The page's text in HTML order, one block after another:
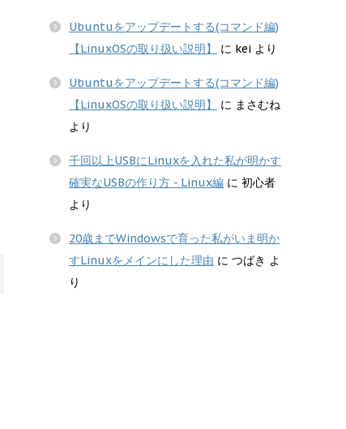
Ubuntuをアップデートする(コマンド編)
【LinuxOSの取り扱い説明】
に kei より
Ubuntuをアップデートする(コマンド編)
【LinuxOSの取り扱い説明】
に まさむね
より
千回以上USBにLinuxを入れた私が明かす
確実なUSBの作り方 - Linux編 に 初心者
より
20歳までWindowsで育った私がいま明か
すLinuxをメインにした理由 に つばき よ
り